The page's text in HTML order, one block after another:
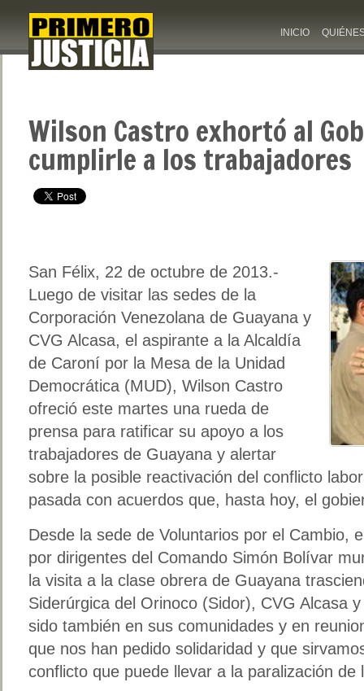
INICIO
Wilson Castro exhortó al
cumplirle a los trabajadores
San Félix, 22 de octubre de 2013.-
Luego de visitar las sedes de la
Corporación Venezolana de Guayana y
CVG Alcasa, el aspirante a la Alcaldía
de Caroní por la Mesa de la Unidad
Democrática (MUD), Wilson Castro
ofreció este martes una rueda de
prensa para ratificar su apoyo a los
trabajadores de Guayana y alertar
sobre la posible reactivación del conflicto
pasada con acuerdos que, hasta hoy, el
Desde la sede de Voluntarios por el Cambio,
por dirigentes del Comando Simón Bolívar
la visita a la clase obrera de Guayana
Siderúrgica del Orinoco (Sidor), CVG Alcasa
sido también en sus comunidades y en
que nos han pedido solidaridad y que
conflicto que puede llevar a la paralización de